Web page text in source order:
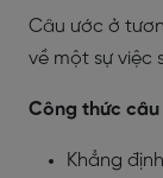
Câu ước ở
về một sự việc
Công thức
Khẳng